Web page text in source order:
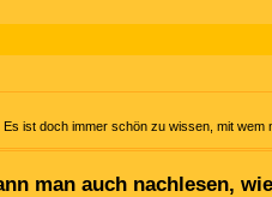
ist doch immer schön zu wissen, mit
man auch nachlesen,